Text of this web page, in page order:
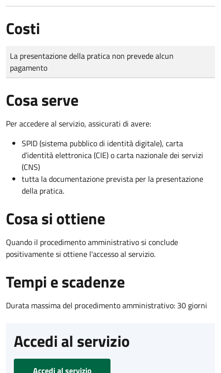
Costi
Tipo di pagamento
Importo
La presentazione della pratica non prevede alcun
pagamento
Cosa serve
Per accedere al servizio, assicurati di avere:
SPID (sistema pubblico di identità digitale), carta
d’identità elettronica (CIE) o carta nazionale dei servizi
(CNS)
tutta la documentazione prevista per la presentazione
della pratica.
Cosa si ottiene
Quando il procedimento amministrativo si conclude
positivamente si ottiene l'accesso al servizio.
Tempi e scadenze
Durata massima del procedimento amministrativo: 30 giorni
Accedi al servizio
Accedi al servizio